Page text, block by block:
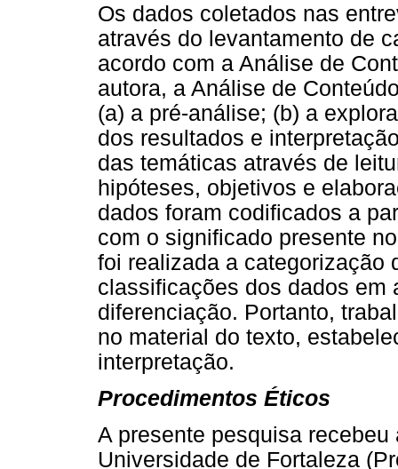
Os dados coletados nas
através do levantamento de
acordo com a Análise de
autora, a Análise de
(a) a pré-análise; (b) a
dos resultados e
das temáticas através de
hipóteses, objetivos e
dados foram codificados a
com o significado presente
foi realizada a categorização
classificações dos dados em
diferenciação. Portanto,
no material do texto,
interpretação.
Procedimentos Éticos
A presente pesquisa
Universidade de Fortaleza